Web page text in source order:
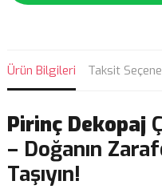
Ürün Bilgileri Taksit
Pirinç Dekopaj
– Doğanın
Taşıyın!